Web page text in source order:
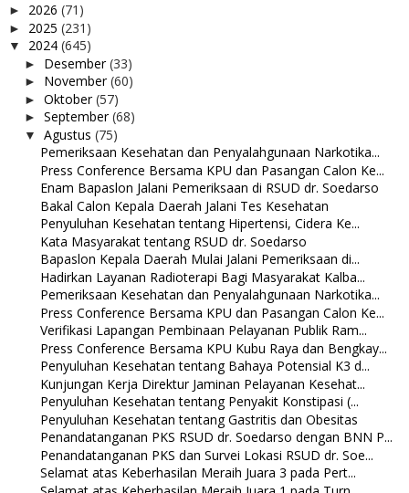
► 2026 (71)
► 2025 (231)
▼ 2024 (645)
► Desember(33)
► November(60)
► Oktober(57)
► September(68)
▼ Agustus (75)
Pemeriksaan Kesehatan dan Penyalahgunaan Narkotika...
Press Conference Bersama KPU dan Pasangan Calon Ke...
Enam Bapaslon Jalani Pemeriksaan di RSUD dr. Soedarso
Bakal Calon Kepala Daerah Jalani Tes Kesehatan
Penyuluhan Kesehatan tentang Hipertensi, Cidera Ke...
Kata Masyarakat tentang RSUD dr. Soedarso
Bapaslon Kepala Daerah Mulai Jalani Pemeriksaan di...
Hadirkan Layanan Radioterapi Bagi Masyarakat Kalba...
Pemeriksaan Kesehatan dan Penyalahgunaan Narkotika...
Press Conference Bersama KPU dan Pasangan Calon Ke...
Verifikasi Lapangan Pembinaan Pelayanan Publik Ram...
Press Conference Bersama KPU Kubu Raya dan Bengkay...
Penyuluhan Kesehatan tentang Bahaya Potensial K3 d...
Kunjungan Kerja Direktur Jaminan Pelayanan Kesehat...
Penyuluhan Kesehatan tentang Penyakit Konstipasi (...
Penyuluhan Kesehatan tentang Gastritis dan Obesitas
Penandatanganan PKS RSUD dr. Soedarso dengan BNN P...
Penandatanganan PKS dan Survei Lokasi RSUD dr. Soe...
Selamat atas Keberhasilan Meraih Juara 3 pada Pert...